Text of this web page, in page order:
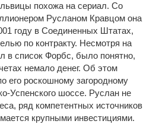
похожа на сериал. Со
Русланом Кравцом она
году в Соединенных Штатах,
по контракту. Несмотря на
в список Форбс, было понятно,
немало денег. Об этом
его роскошному загородному
Успенского шоссе. Руслан не
ряд компетентных источников
крупными инвестициями.